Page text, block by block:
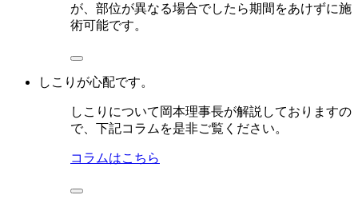
が、部位が異なる場合でしたら期間をあけずに施
術可能です。
しこりが心配です。
しこりについて岡本理事長が解説しておりますの
で、下記コラムを是非ご覧ください。
コラムはこちら